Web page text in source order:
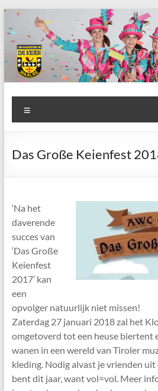
Ga
naar
de
inhoud
AWC
de
Keien
De
Keien
Das Große Keienfest
‘Na het
daverende
succes van
‘Das Große
Keienfest
2017’ kan
een
opvolger natuurlijk niet missen!
Zaterdag 27 januari 2018 zal het
omgetoverd tot een heuse biertent
wanen in een wereld van Tiroler
kleding. Nodig alvast je vrienden uit
bent dit jaar, want vol=vol. Meer